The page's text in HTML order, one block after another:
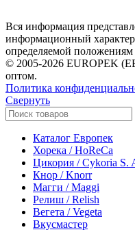
Вся информация
информационный
определяемой
© 2005-2026 EUROPEK
оптом.
Политика
Свернуть
Каталог Европек
Хорека / HoReCa
Цикория / Cykoria S.
Кнор / Knorr
Магги / Maggi
Релиш / Relish
Вегета / Vegeta
Вкусмастер